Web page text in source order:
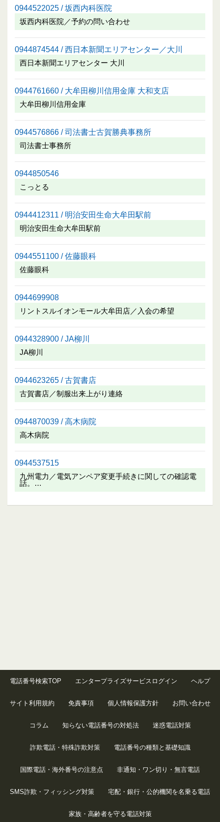
0944522025 / 坂西内科医院
坂西内科医院／予約の問い合わせ
0944874544 / 西日本新聞エリアセンター／大川
西日本新聞エリアセンター 大川
0944761660 / 大牟田柳川信用金庫 大和支店
大牟田柳川信用金庫
0944576866 / 司法書士古賀勝典事務所
司法書士事務所
0944850546
こっとる
0944412311 / 明治安田生命大牟田駅前
明治安田生命大牟田駅前
0944551100 / 佐藤眼科
佐藤眼科
0944699908
リントスルイオンモール大牟田店／入会の希望
0944328900 / JA柳川
JA柳川
0944623265 / 古賀書店
古賀書店／制服出来上がり連絡
0944870039 / 高木病院
高木病院
0944537515
九州電力／電気アンペア変更手続きに関しての確認電
話。…
電話番号検索TOP エンタープライズサービスログイン ヘルプ
サイト利用規約 免責事項 個人情報保護方針 お問い合わせ
コラム 知らない電話番号の対処法 迷惑電話対策
詐欺電話・特殊詐欺対策 電話番号の種類と基礎知識
国際電話・海外番号の注意点 非通知・ワン切り・無言電話
SMS詐欺・フィッシング対策 宅配・銀行・公的機関を名乗る電話
家族・高齢者を守る電話対策